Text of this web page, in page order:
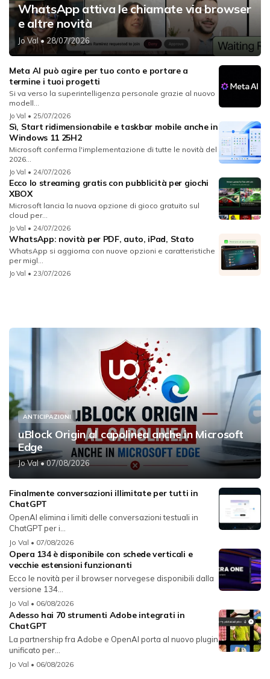
WhatsApp attiva le chiamate via browser
e altre novità
Jo Val• 28/07/2026
Meta AI può agire per tuo conto e portare a
termine i tuoi progetti
Si va verso la superintelligenza personale grazie al nuovo
modell...
Jo Val • 25/07/2026
Sì, Start ridimensionabile e taskbar mobile anche in
Windows 11 25H2
Microsoft conferma l'implementazione di tutte le novità del
2026...
Jo Val • 24/07/2026
Ecco lo streaming gratis con pubblicità per giochi
XBOX
Microsoft lancia la nuova opzione di gioco gratuito sul
cloud per...
Jo Val • 24/07/2026
WhatsApp: novità per PDF, auto, iPad, Stato
WhatsApp si aggiorna con nuove opzioni e caratteristiche
per migl...
Jo Val • 23/07/2026
ANTICIPAZIONI
uBlock Origin al capolinea anche in Microsoft
Edge
Jo Val• 07/08/2026
Finalmente conversazioni illimitate per tutti in
ChatGPT
OpenAI elimina i limiti delle conversazioni testuali in
ChatGPT per i...
Jo Val • 07/08/2026
Opera 134 è disponibile con schede verticali e
vecchie estensioni funzionanti
Ecco le novità per il browser norvegese disponibili dalla
versione 134...
Jo Val • 06/08/2026
Adesso hai 70 strumenti Adobe integrati in
ChatGPT
La partnership fra Adobe e OpenAI porta al nuovo plugin
unificato per...
Jo Val • 06/08/2026